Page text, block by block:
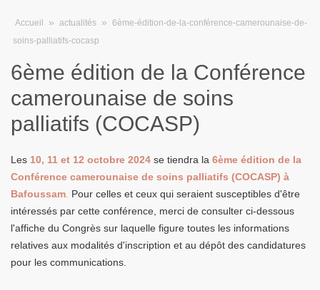
Accueil » actualités » 6ème-édition-de-la-conférence-camerounaise-de-
soins-palliatifs-cocasp
6ème édition de la Conférence
camerounaise de soins
palliatifs (COCASP)
Les 10, 11 et 12 octobre 2024 se tiendra la 6ème édition de la
Conférence camerounaise de soins palliatifs (COCASP) à
Bafoussam Pour celles et ceux qui seraient susceptibles d'être
intéressés par cette conférence, merci de consulter ci-dessous
l'affiche du Congrès sur laquelle figure toutes les informations
relatives aux modalités d'inscription et au dépôt des candidatures
pour les communications.